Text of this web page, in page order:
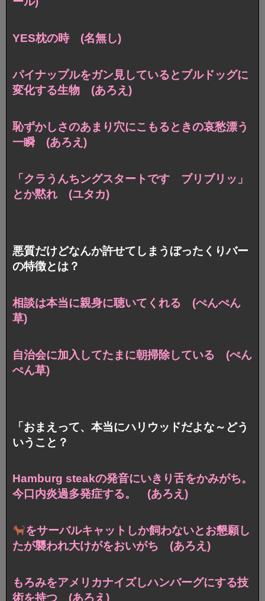
YES枕の時 (名無し)
パイナップルをガン見しているとブルドッグに
変化する生物 (あろえ)
恥ずかしさのあまり穴にこもるときの哀愁漂う
一瞬 (あろえ)
「クラうんちングスタートです ブリブリッ」
とか黙れ (ユタカ)
悪質だけどなんか許せてしまうぼったくりバー
の特徴とは？
相談は本当に親身に聴いてくれる (ぺんぺん
草)
自治会に加入してたまに朝掃除している (ぺん
ぺん草)
「おまえって、本当にハリウッドだよな～どう
いうこと？
Hamburg steakの発音にいきり舌をかみがち。
今口内炎過多発症する。 (あろえ)
をサーバルキャットしか飼わないとお懇願し
たが襲われ大けがをおいがち (あろえ)
もろみをアメリカナイズしハンバーグにする技
術を持つ (あろえ)